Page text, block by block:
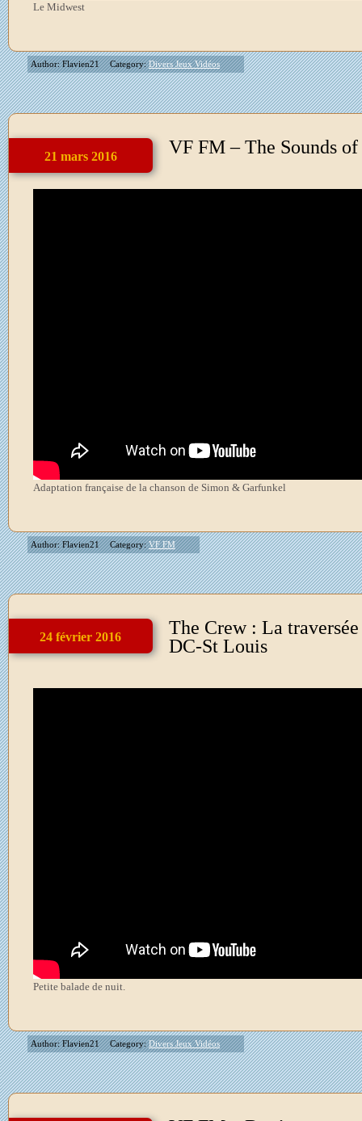
Le Midwest
Author: Flavien21 Category:Divers Jeux Vidéos
21 mars 2016 VF FM – The Sounds
Adaptation française de la chanson de Simon & Garfunkel
Author: Flavien21 Category:VF FM
24 février 2016
The Crew : La
DC-St Louis
Petite balade de nuit.
Author: Flavien21 Category:Divers Jeux Vidéos